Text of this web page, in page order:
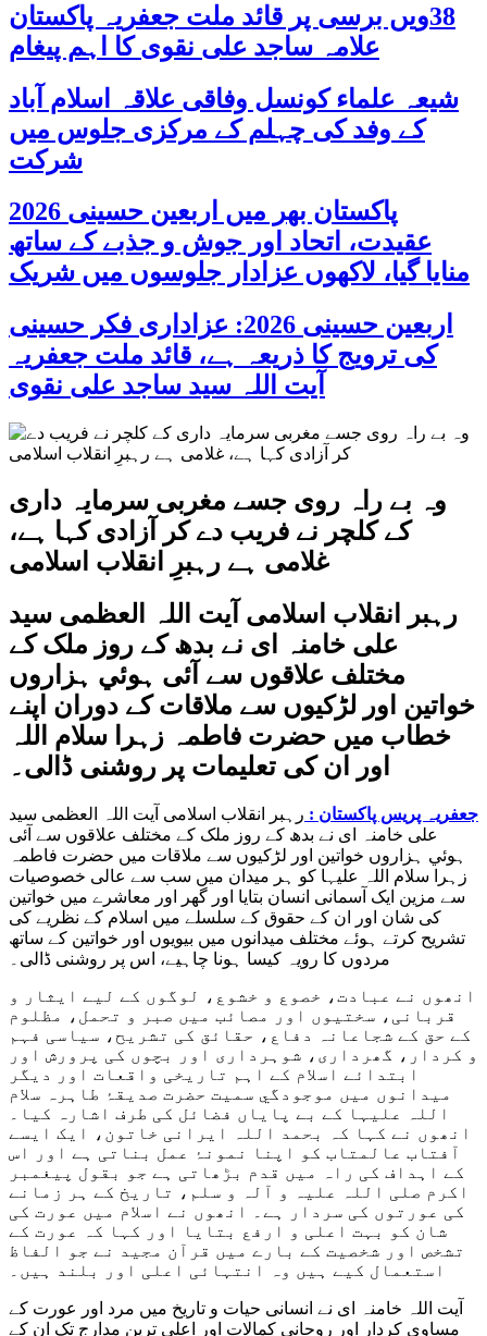
38ویں برسی پر قائد ملت جعفریہ پاکستان
علامہ ساجد علی نقوی کا اہم پیغام
شیعہ علماء کونسل وفاقی علاقہ اسلام آباد
کے وفد کی چہلم کے مرکزی جلوس میں
شرکت
پاکستان بھر میں اربعین حسینی 2026
عقیدت، اتحاد اور جوش و جذبے کے ساتھ
منایا گیا، لاکھوں عزادار جلوسوں میں شریک
اربعین حسینی 2026: عزاداری فکر حسینی
کی ترویج کا ذریعہ ہے، قائد ملت جعفریہ
آیت اللہ سید ساجد علی نقوی
وہ بے راہ روی جسے مغربی سرمایہ داری
کے کلچر نے فریب دے کر آزادی کہا ہے،
غلامی ہے رہبرِ انقلاب اسلامی
رہبر انقلاب اسلامی آيت اللہ العظمی سید
علی خامنہ ای نے بدھ کے روز ملک کے
مختلف علاقوں سے آئی ہوئي ہزاروں
خواتین اور لڑکیوں سے ملاقات کے دوران اپنے
خطاب میں حضرت فاطمہ زہرا سلام اللہ
اور ان کی تعلیمات پر روشنی ڈالی۔
جعفریہ پریس پاکستان : رہبر انقلاب اسلامی آيت اللہ العظمی سید
علی خامنہ ای نے بدھ کے روز ملک کے مختلف علاقوں سے آئی
ہوئي ہزاروں خواتین اور لڑکیوں سے ملاقات میں حضرت فاطمہ
زہرا سلام اللہ علیہا کو ہر میدان میں سب سے عالی خصوصیات
سے مزین ایک آسمانی انسان بتایا اور گھر اور معاشرے میں خواتین
کی شان اور ان کے حقوق کے سلسلے میں اسلام کے نظریے کی
تشریح کرتے ہوئے مختلف میدانوں میں بیویوں اور خواتین کے ساتھ
مردوں کا رویہ کیسا ہونا چاہیے، اس پر روشنی ڈالی۔
انھوں نے عبادت، خصوع و خشوع، لوگوں کے لیے ایثار و
قربانی، سختیوں اور مصائب میں صبر و تحمل، مظلوم
کے حق کے شجاعانہ دفاع، حقائق کی تشریح، سیاسی فہم
و کردار، گھرداری، شوہرداری اور بچوں کی پرورش اور
ابتدائے اسلام کے اہم تاریخی واقعات اور دیگر
میدانوں میں موجودگي سمیت حضرت صدیقۂ طاہرہ سلام
اللہ علیہا کے بے پایاں فضائل کی طرف اشارہ کیا۔
انھوں نے کہا کہ بحمد اللہ ایرانی خاتون، ایک ایسے
آفتاب عالمتاب کو اپنا نمونۂ عمل بناتی ہے اور اس
کے اہداف کی راہ میں قدم بڑھاتی ہے جو بقول پیغمبر
اکرم صلی اللہ علیہ و آلہ و سلم، تاریخ کے ہر زمانے
کی عورتوں کی سردار ہے۔ انھوں نے اسلام میں عورت کی
شان کو بہت اعلی و ارفع بتایا اور کہا کہ عورت کے
تشخص اور شخصیت کے بارے میں قرآن مجید نے جو الفاظ
استعمال کیے ہیں وہ انتہائی اعلی اور بلند ہیں۔
آيت اللہ خامنہ ای نے انسانی حیات و تاریخ میں مرد اور عورت کے
مساوی کردار اور روحانی کمالات اور اعلی ترین مدارج تک ان کے